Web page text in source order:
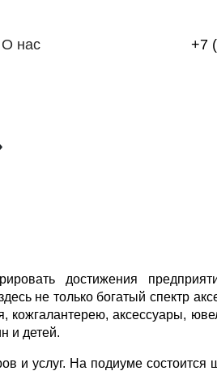
О нас +7
достижения
не только богатый спектр
кожгалантерею, аксессуары,
и детей.
и услуг. На подиуме состоится